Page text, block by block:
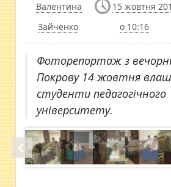
Валентина
Зайченко
15 жовтня
о 10:16
Фоторепортаж з
Покрову 14 жовтня
студенти педагогічного
університету.